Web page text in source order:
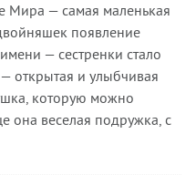
Мира — самая маленькая
появление
— сестренки стало
открытая и улыбчивая
которую можно
она веселая подружка, с